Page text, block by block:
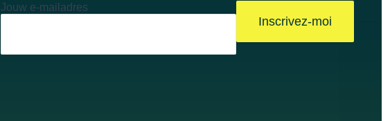
Jouw e-mailadres
Inscrivez-moi